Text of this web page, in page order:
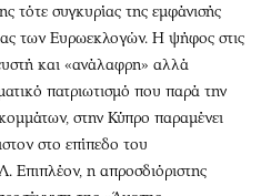
τότε συγκυρίας της εμφάνισής
των Ευρωεκλογών. Η ψήφος στις
και «ανάλαφρη» αλλά
πατριωτισμό που παρά την
στην Κύπρο παραμένει
στο επίπεδο του
η απροσδιόριστης